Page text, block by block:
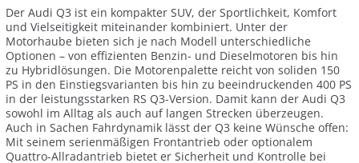
Der Audi Q3 ist ein kompakter SUV, der Sportlichkeit, Komfort
und Vielseitigkeit miteinander kombiniert. Unter der
Motorhaube bieten sich je nach Modell unterschiedliche
Optionen – von effizienten Benzin- und Dieselmotoren bis hin
zu Hybridlösungen. Die Motorenpalette reicht von soliden 150
PS in den Einstiegsvarianten bis hin zu beeindruckenden 400 PS
in der leistungsstarken RS Q3-Version. Damit kann der Audi Q3
sowohl im Alltag als auch auf langen Strecken überzeugen.
Auch in Sachen Fahrdynamik lässt der Q3 keine Wünsche offen:
Mit seinem serienmäßigen Frontantrieb oder optionalem
Quattro-Allradantrieb bietet er Sicherheit und Kontrolle bei